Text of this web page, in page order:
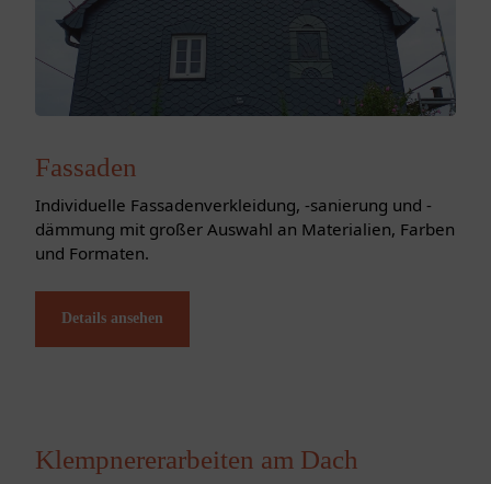
Fassaden
Individuelle Fassadenverkleidung, -sanierung und -
dämmung mit großer Auswahl an Materialien, Farben
und Formaten.
Details ansehen
Klempnererarbeiten am Dach